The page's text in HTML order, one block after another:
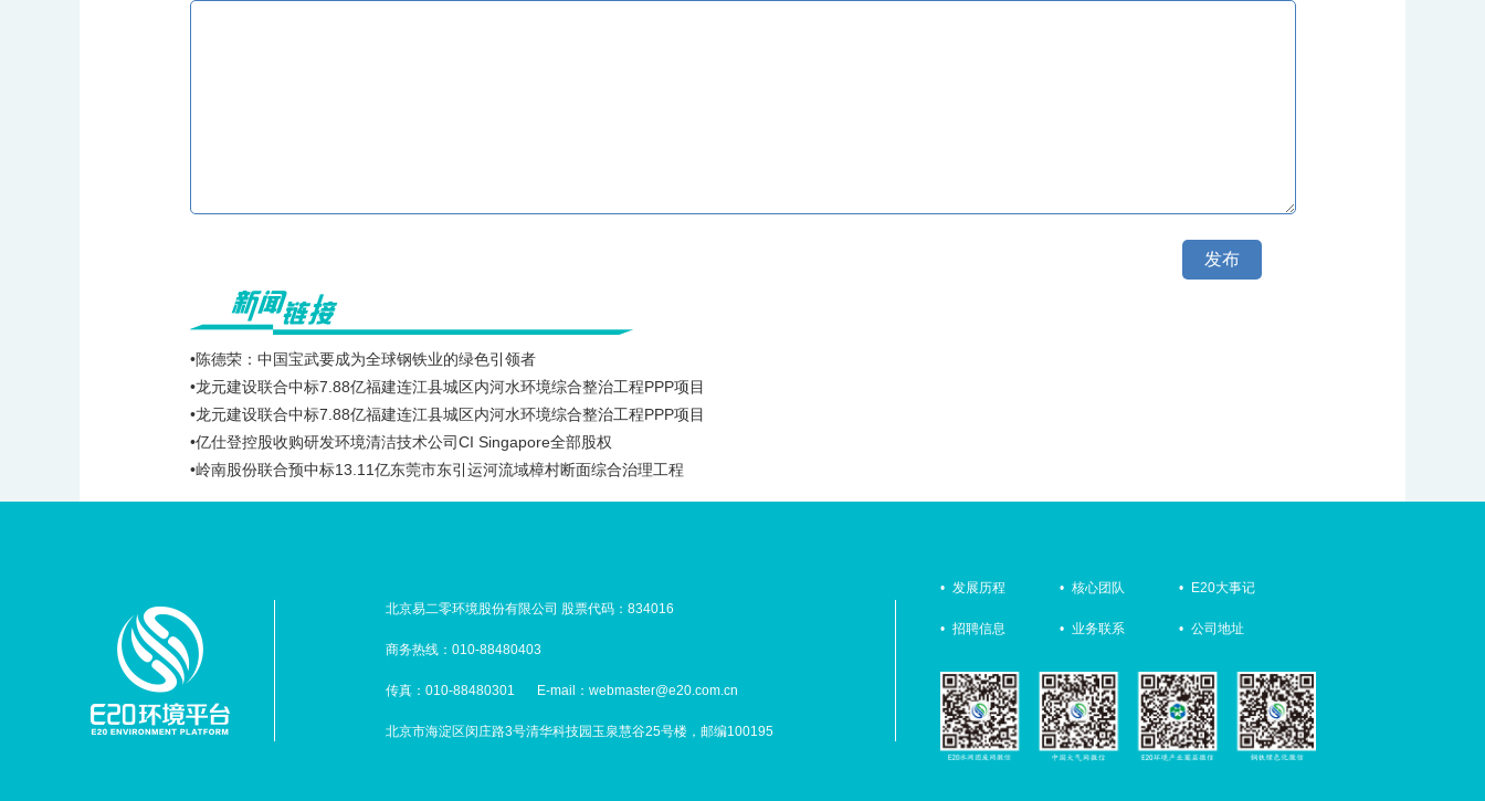
发布
•陈德荣：中国宝武要成为全球钢铁业的绿色引领者
•龙元建设联合中标7.88亿福建连江县城区内河水环境综合整治工程PPP项目
•龙元建设联合中标7.88亿福建连江县城区内河水环境综合整治工程PPP项目
•亿仕登控股收购研发环境清洁技术公司CI Singapore全部股权
•岭南股份联合预中标13.11亿东莞市东引运河流域樟村断面综合治理工程
北京易二零环境股份有限公司 股票代码：834016
商务热线：010-88480403
传真：010-88480301 E-mail：webmaster@e20.com.cn
北京市海淀区闵庄路3号清华科技园玉泉慧谷25号楼，邮编100195
• 发展历程 • 核心团队 • E20大事记
• 招聘信息 • 业务联系 • 公司地址